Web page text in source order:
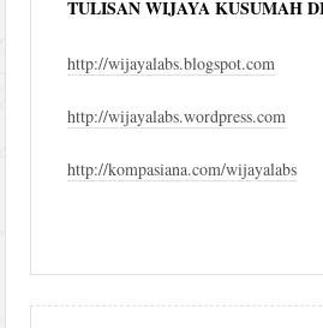
TULISAN WIJAYA KUSUMAH
http://wijayalabs.blogspot.com
http://wijayalabs.wordpress.com
http://kompasiana.com/wijayalabs